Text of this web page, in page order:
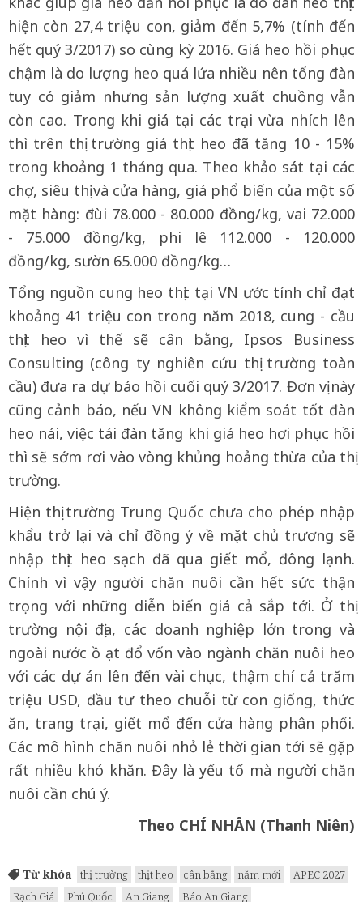
hiện còn 27,4 triệu con, giảm đến 5,7% (tính đến
hết quý 3/2017) so cùng kỳ 2016. Giá heo hồi phục
chậm là do lượng heo quá lứa nhiều nên tổng đàn
tuy có giảm nhưng sản lượng xuất chuồng vẫn
còn cao. Trong khi giá tại các trại vừa nhích lên
thì trên thị trường giá thịt heo đã tăng 10 - 15%
trong khoảng 1 tháng qua. Theo khảo sát tại các
chợ, siêu thị và cửa hàng, giá phổ biến của một số
mặt hàng: đùi 78.000 - 80.000 đồng/kg, vai 72.000
- 75.000 đồng/kg, phi lê 112.000 - 120.000
đồng/kg, sườn 65.000 đồng/kg…
Tổng nguồn cung heo thịt tại VN ước tính chỉ đạt
khoảng 41 triệu con trong năm 2018, cung - cầu
thịt heo vì thế sẽ cân bằng, Ipsos Business
Consulting (công ty nghiên cứu thị trường toàn
cầu) đưa ra dự báo hồi cuối quý 3/2017. Đơn vị này
cũng cảnh báo, nếu VN không kiểm soát tốt đàn
heo nái, việc tái đàn tăng khi giá heo hơi phục hồi
thì sẽ sớm rơi vào vòng khủng hoảng thừa của thị
trường.
Hiện thị trường Trung Quốc chưa cho phép nhập
khẩu trở lại và chỉ đồng ý về mặt chủ trương sẽ
nhập thịt heo sạch đã qua giết mổ, đông lạnh.
Chính vì vậy người chăn nuôi cần hết sức thận
trọng với những diễn biến giá cả sắp tới. Ở thị
trường nội địa, các doanh nghiệp lớn trong và
ngoài nước ồ ạt đổ vốn vào ngành chăn nuôi heo
với các dự án lên đến vài chục, thậm chí cả trăm
triệu USD, đầu tư theo chuỗi từ con giống, thức
ăn, trang trại, giết mổ đến cửa hàng phân phối.
Các mô hình chăn nuôi nhỏ lẻ thời gian tới sẽ gặp
rất nhiều khó khăn. Đây là yếu tố mà người chăn
nuôi cần chú ý.
Theo CHÍ NHÂN (Thanh Niên)
Từ khóa thị trường thịt heo cân bằng năm mới
APEC 2027
Rạch Giá
Phú Quốc An Giang Báo An Giang